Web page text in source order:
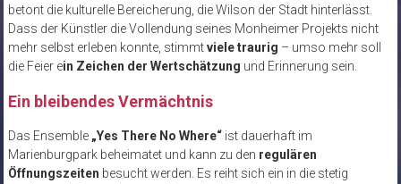
betont die kulturelle Bereicherung, die Wilson der Stadt hinterlässt.
Dass der Künstler die Vollendung seines Monheimer Projekts nicht
mehr selbst erleben konnte, stimmtviele traurig – umso mehr soll
die Feier ein Zeichen der Wertschätzung und Erinnerung sein.
Ein bleibendes Vermächtnis
Das Ensemble„Yes There No Where“ist dauerhaft im
Marienburgpark beheimatet und kann zu den regulären
Öffnungszeiten besucht werden. Es reiht sich ein in die stetig